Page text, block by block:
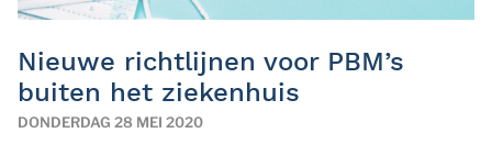
Nieuwe richtlijnen voor PBM’s
buiten het ziekenhuis
DONDERDAG 28 MEI 2020